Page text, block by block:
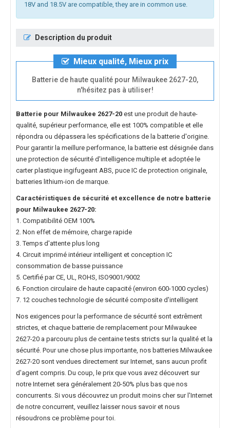
18V and 18.5V are compatible, they are in common use.
Description du produit
Mieux qualité, Mieux prix
Batterie de haute qualité pour Milwaukee 2627-20,
n'hésitez pas à utiliser!
Batterie pour Milwaukee 2627-20 est une produit de haute-
qualité, supérieur performance, elle est 100% compatible et elle
répondra ou dépassera les spécifications de la batterie d'origine.
Pour garantir la meillure performance, la batterie est désignée dans
une protection de sécurité d'intelligence multiple et adoptée le
carter plastique ingifugeant ABS, puce IC de protection originale,
batteries lithium-ion de marque.
Caractéristiques de sécurité et excellence de notre batterie
pour Milwaukee 2627-20:
1. Compatibilité OEM 100%
2. Non effet de mémoire, charge rapide
3. Temps d'attente plus long
4. Circuit imprimé intérieur intelligent et conception IC
consommation de basse puissance
5. Certifié par CE, UL, ROHS, ISO9001/9002
6. Fonction circulaire de haute capacité (environ 600-1000 cycles)
7. 12 couches technologie de sécurité composite d'intelligent
Nos exigences pour la performance de sécurité sont extrêment
strictes, et chaque batterie de remplacement pour Milwaukee
2627-20 a parcouru plus de centaine tests stricts sur la qualité et la
sécurité. Pour une chose plus importante, nos batteries Milwaukee
2627-20 sont vendues directement sur Internet, sans aucun profit
d'agent compris. Du coup, le prix que vous avez découvert sur
notre Internet sera généralement 20-50% plus bas que nos
concurrents. Si vous découvrez un produit moins cher sur l'Internet
de notre concurrent, veuillez laisser nous savoir et nous
résoudrons ce problème pour toi.